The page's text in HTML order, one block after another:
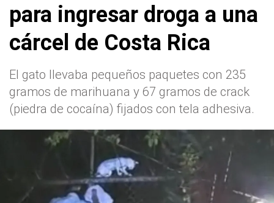
para ingresar droga a una
cárcel de Costa Rica
El gato llevaba pequeños paquetes con 235
gramos de marihuana y 67 gramos de crack
(piedra de cocaína) fijados con tela adhesiva.